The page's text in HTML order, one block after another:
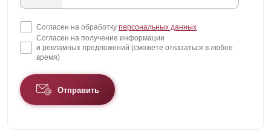
Согласен на обработку персональных данных
Согласен на получение информации
и рекламных предложений (сможете отказаться в любое
время)
Отправить